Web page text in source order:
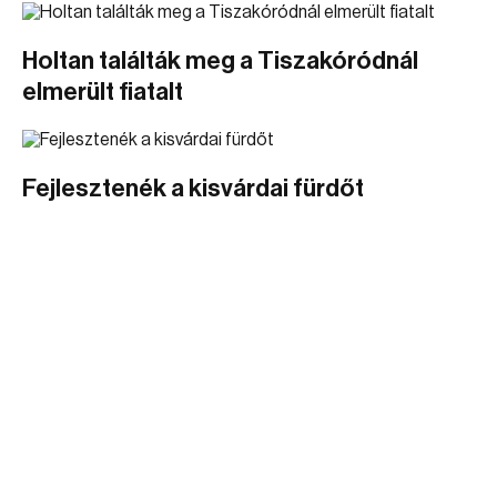
Holtan találták meg a Tiszakóródnál
elmerült fiatalt
Fejlesztenék a kisvárdai fürdőt